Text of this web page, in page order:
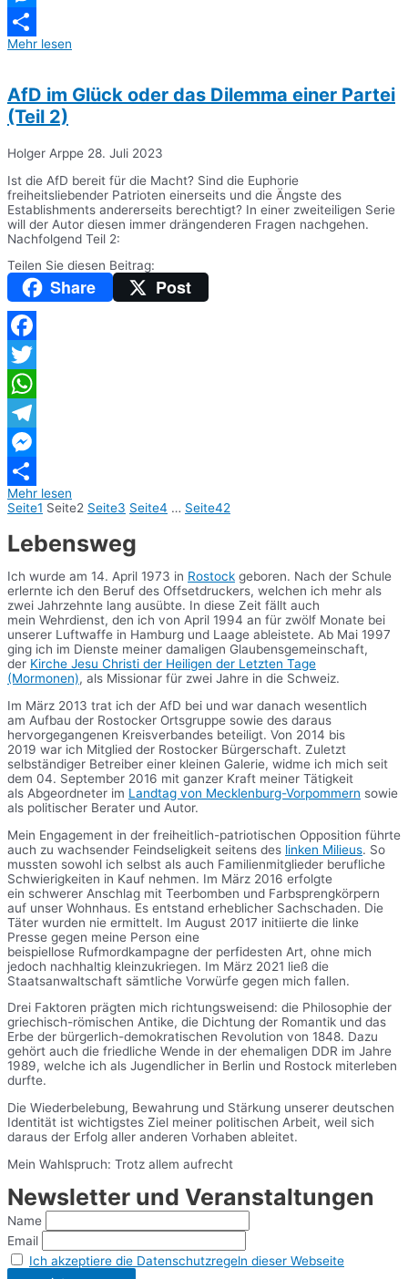
Messenger
Teilen
Mehr lesen
AfD im Glück oder das Dilemma einer Partei
(Teil 2)
Holger Arppe 28. Juli 2023
Ist die AfD bereit für die Macht? Sind die Euphorie
freiheitsliebender Patrioten einerseits und die Ängste des
Establishments andererseits berechtigt? In einer zweiteiligen Serie
will der Autor diesen immer drängenderen Fragen nachgehen.
Nachfolgend Teil 2:
Teilen Sie diesen Beitrag:
Share Post
Facebook
Twitter
WhatsApp
Telegram
Messenger
Teilen
Mehr lesen
Seite1 Seite2 Seite3 Seite4 … Seite42
Lebensweg
Ich wurde am 14. April 1973 in Rostock geboren. Nach der Schule
erlernte ich den Beruf des Offsetdruckers, welchen ich mehr als
zwei Jahrzehnte lang ausübte. In diese Zeit fällt auch
mein Wehrdienst, den ich von April 1994 an für zwölf Monate bei
unserer Luftwaffe in Hamburg und Laage ableistete. Ab Mai 1997
ging ich im Dienste meiner damaligen Glaubensgemeinschaft,
der Kirche Jesu Christi der Heiligen der Letzten Tage
(Mormonen), als Missionar für zwei Jahre in die Schweiz.
Im März 2013 trat ich der AfD bei und war danach wesentlich
am Aufbau der Rostocker Ortsgruppe sowie des daraus
hervorgegangenen Kreisverbandes beteiligt. Von 2014 bis
2019 war ich Mitglied der Rostocker Bürgerschaft. Zuletzt
selbständiger Betreiber einer kleinen Galerie, widme ich mich seit
dem 04. September 2016 mit ganzer Kraft meiner Tätigkeit
als Abgeordneter im Landtag von Mecklenburg-Vorpommern sowie
als politischer Berater und Autor.
Mein Engagement in der freiheitlich-patriotischen Opposition führte
auch zu wachsender Feindseligkeit seitens des linken Milieus. So
mussten sowohl ich selbst als auch Familienmitglieder berufliche
Schwierigkeiten in Kauf nehmen. Im März 2016 erfolgte
ein schwerer Anschlag mit Teerbomben und Farbsprengkörpern
auf unser Wohnhaus. Es entstand erheblicher Sachschaden. Die
Täter wurden nie ermittelt. Im August 2017 initiierte die linke
Presse gegen meine Person eine
beispiellose Rufmordkampagne der perfidesten Art, ohne mich
jedoch nachhaltig kleinzukriegen. Im März 2021 ließ die
Staatsanwaltschaft sämtliche Vorwürfe gegen mich fallen.
Drei Faktoren prägten mich richtungsweisend: die Philosophie der
griechisch-römischen Antike, die Dichtung der Romantik und das
Erbe der bürgerlich-demokratischen Revolution von 1848. Dazu
gehört auch die friedliche Wende in der ehemaligen DDR im Jahre
1989, welche ich als Jugendlicher in Berlin und Rostock miterleben
durfte.
Die Wiederbelebung, Bewahrung und Stärkung unserer deutschen
Identität ist wichtigstes Ziel meiner politischen Arbeit, weil sich
daraus der Erfolg aller anderen Vorhaben ableitet.
Mein Wahlspruch: Trotz allem aufrecht
Newsletter und Veranstaltungen
Name
Email
Ich akzeptiere die Datenschutzregeln dieser Webseite